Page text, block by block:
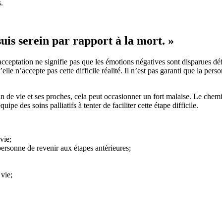
serein par rapport à la mort. »
ne signifie pas que les émotions négatives sont disparues
n’accepte pas cette difficile réalité. Il n’est pas garanti que la
de vie et ses proches, cela peut occasionner un fort malaise. Le
des soins palliatifs à tenter de faciliter cette étape difficile.
de revenir aux étapes antérieures;